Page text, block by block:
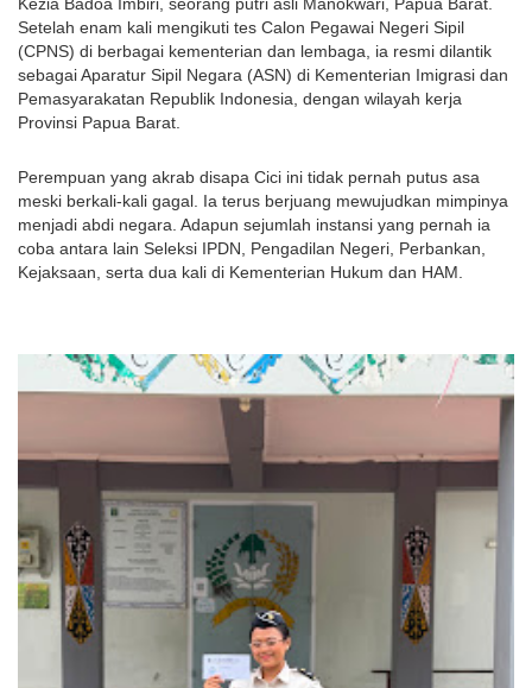
Setelah enam kali mengikuti tes Calon Pegawai Negeri Sipil
(CPNS) di berbagai kementerian dan lembaga, ia resmi dilantik
sebagai Aparatur Sipil Negara (ASN) di Kementerian Imigrasi dan
Pemasyarakatan Republik Indonesia, dengan wilayah kerja
Provinsi Papua Barat.
Perempuan yang akrab disapa Cici ini tidak pernah putus asa
meski berkali-kali gagal. Ia terus berjuang mewujudkan mimpinya
menjadi abdi negara. Adapun sejumlah instansi yang pernah ia
coba antara lain Seleksi IPDN, Pengadilan Negeri, Perbankan,
Kejaksaan, serta dua kali di Kementerian Hukum dan HAM.